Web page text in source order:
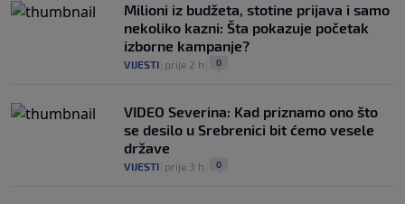
Milioni iz budžeta, stotine prijava i samo
nekoliko kazni: Šta pokazuje početak
izborne kampanje?
VIJESTI prije 2 h 0
VIDEO Severina: Kad priznamo ono što
se desilo u Srebrenici bit ćemo vesele
države
VIJESTI prije 3 h 0